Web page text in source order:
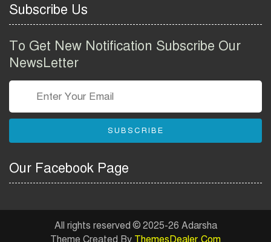
Group Job Circular 2026
তথ্য অধিদপ্তর নিয়োগ বিজ্ঞপ্তি
বাংলাদেশ পুলিশ এএসআই
Bangladesh Police ASI Job
Circular 2026
বিজ্ঞপ্তি ২০২৬ | Bangladesh
Navy Job Circular 2026
Subscribe Us
To Get New Notification Subscribe Our
NewsLetter
SUBSCRIBE
Our Facebook Page
All rights reserved © 2025-26 Adarsha
Theme Created By ThemesDealer.Com